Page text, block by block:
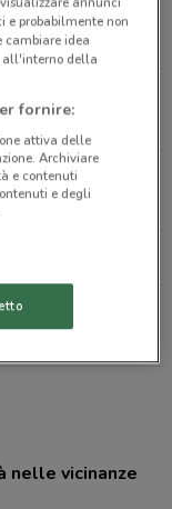
nelle vicinanze
e probabilmente non
cambiare idea
all'interno della
fornire:
attiva delle
Archiviare
e contenuti
e degli